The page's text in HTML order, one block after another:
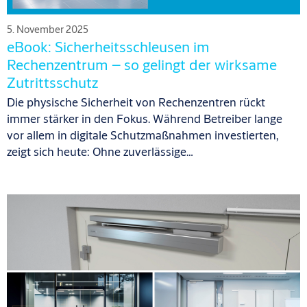
5. November 2025
eBook: Sicherheitsschleusen im
Rechenzentrum – so gelingt der wirksame
Zutrittsschutz
Die physische Sicherheit von Rechenzentren rückt
immer stärker in den Fokus. Während Betreiber lange
vor allem in digitale Schutzmaßnahmen investierten,
zeigt sich heute: Ohne zuverlässige…